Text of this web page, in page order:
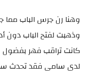
وهنا رن جرس الباب
وذهبت لفتح الباب دون
كانت تراقب فهر بفضول
لدى سامى فقد تحدث